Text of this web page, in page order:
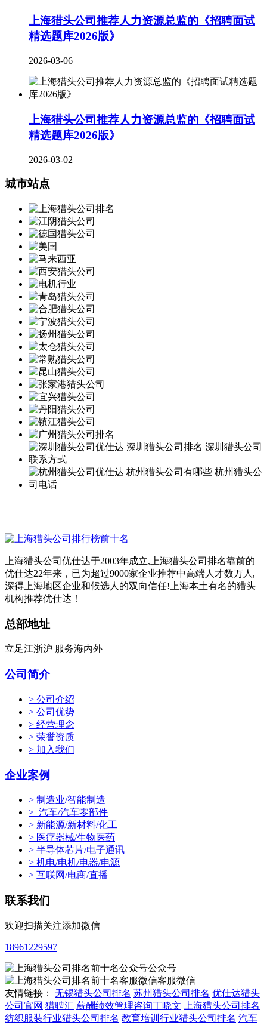
上海猎头公司推荐人力资源总监的《招聘面试
精选题库2026版》
2026-03-06
上海猎头公司推荐人力资源总监的《招聘面试
精选题库2026版》
2026-03-02
城市站点
上海猎头公司优仕达于2003年成立,上海猎头公司排名靠前的
优仕达22年来，已为超过9000家企业推荐中高端人才数万人,
深得上海地区企业和候选人的双向信任!上海本土有名的猎头
机构推荐优仕达！
总部地址
立足江浙沪 服务海内外
公司简介
> 公司介绍
> 公司优势
> 经营理念
> 荣誉资质
> 加入我们
企业案例
> 制造业/智能制造
> 汽车/汽车零部件
> 新能源/新材料/化工
> 医疗器械/生物医药
> 半导体芯片/电子通讯
> 机电/电机/电器/电源
> 互联网/电商/直播
联系我们
欢迎扫描关注添加微信
18961229597
公众号
客服微信
友情链接： 无锡猎头公司排名 苏州猎头公司排名 优仕达猎头
公司官网 猎聘汇 薪酬绩效管理咨询丁晓文
上海猎头公司排名
纺织服装行业猎头公司排名 教育培训行业猎头公司排名 汽车